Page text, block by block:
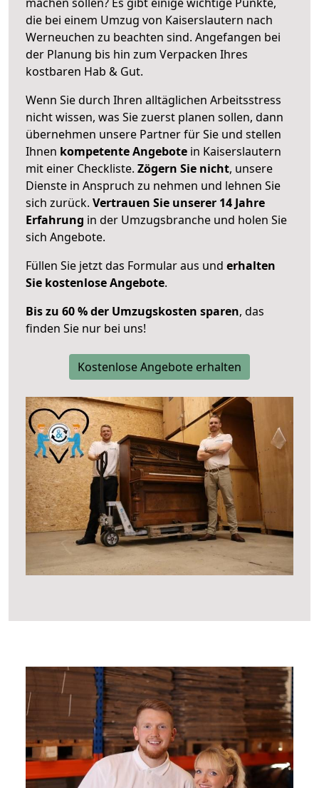
die bei einem Umzug von Kaiserslautern nach
Werneuchen zu beachten sind. Angefangen bei
der Planung bis hin zum Verpacken Ihres
kostbaren Hab & Gut.
Wenn Sie durch Ihren alltäglichen Arbeitsstress
nicht wissen, was Sie zuerst planen sollen, dann
übernehmen unsere Partner für Sie und stellen
Ihnen kompetente Angebote in Kaiserslautern
mit einer Checkliste. Zögern Sie nicht, unsere
Dienste in Anspruch zu nehmen und lehnen Sie
sich zurück. Vertrauen Sie unserer 14 Jahre
Erfahrung in der Umzugsbranche und holen Sie
sich Angebote.
Füllen Sie jetzt das Formular aus und erhalten
Sie kostenlose Angebote.
Bis zu 60 % der Umzugskosten sparen, das
finden Sie nur bei uns!
Kostenlose Angebote erhalten